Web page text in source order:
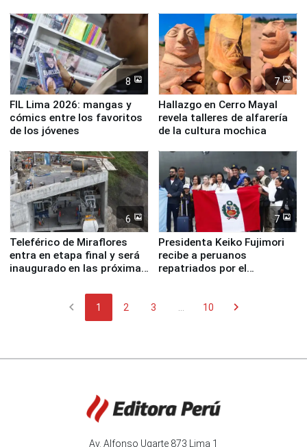
8
FIL Lima 2026: mangas y
cómics entre los favoritos
de los jóvenes
7
Hallazgo en Cerro Mayal
revela talleres de alfarería
de la cultura mochica
6
Teleférico de Miraflores
entra en etapa final y será
inaugurado en las próximas
7
Presidenta Keiko Fujimori
recibe a peruanos
repatriados por el
chevron_left 1 2 3 10 chevron_right
Av. Alfonso Ugarte 873 Lima 1